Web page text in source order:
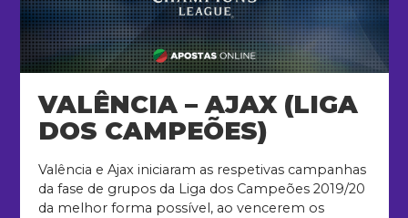
VALÊNCIA – AJAX (LIGA
DOS CAMPEÕES)
Valência e Ajax iniciaram as respetivas campanhas
da fase de grupos da Liga dos Campeões 2019/20
da melhor forma possível, ao vencerem os